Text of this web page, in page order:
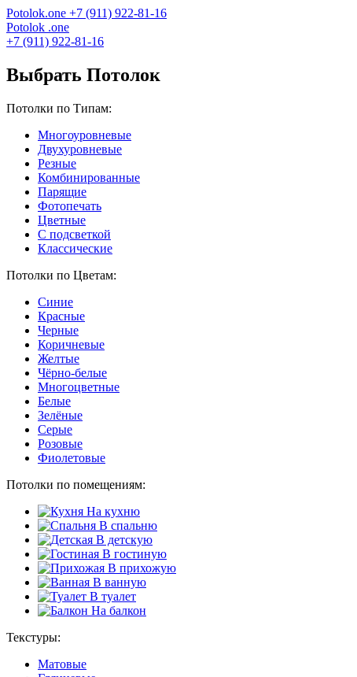
Potolok.one +7 (911) 922-81-16
Potolok .one
+7 (911) 922-81-16
Выбрать Потолок
Потолки по Типам:
Многоуровневые
Двухуровневые
Резные
Комбинированные
Парящие
Фотопечать
Цветные
С подсветкой
Классические
Потолки по Цветам:
Синие
Красные
Черные
Коричневые
Желтые
Чёрно-белые
Многоцветные
Белые
Зелёные
Серые
Розовые
Фиолетовые
Потолки по помещениям:
На кухню
В спальню
В детскую
В гостиную
В прихожую
В ванную
В туалет
На балкон
Текстуры:
Матовые